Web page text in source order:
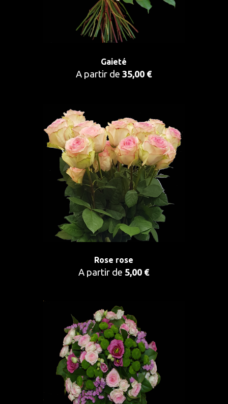
Gaieté
A partir de 35,00 €
Rose rose
A partir de 5,00 €